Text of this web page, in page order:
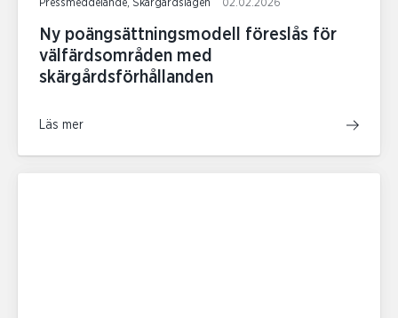
Pressmeddelande, Skärgårdslagen 02.02.2026
Ny poängsättningsmodell föreslås för
välfärdsområden med
skärgårdsförhållanden
Läs mer